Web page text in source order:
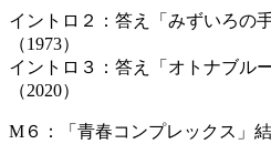
イントロ２：答え「みずいろの
イントロ３：答え「オトナブル
（2020）
M６：「青春コンプレックス」結